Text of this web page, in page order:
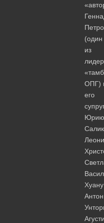
(один
из
ОПГ)
его
Юрию
Хуану